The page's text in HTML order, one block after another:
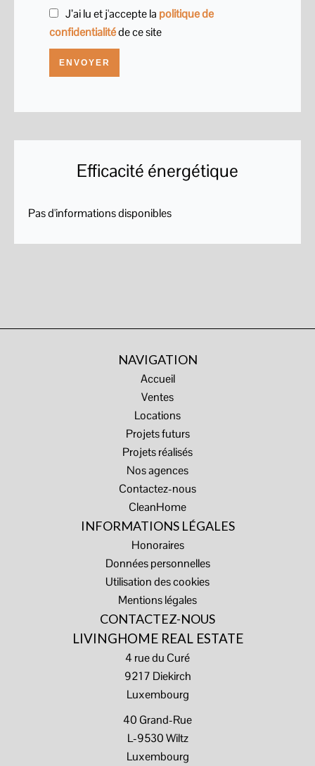
J’ai lu et j'accepte la politique de
confidentialitéde ce site
ENVOYER
Efficacité énergétique
Pas d'informations disponibles
NAVIGATION
Accueil
Ventes
Locations
Projets futurs
Projets réalisés
Nos agences
Contactez-nous
CleanHome
INFORMATIONS LÉGALES
Honoraires
Données personnelles
Utilisation des cookies
Mentions légales
CONTACTEZ-NOUS
LIVINGHOME REAL ESTATE
4 rue du Curé
9217 Diekirch
Luxembourg
40 Grand-Rue
L-9530 Wiltz
Luxembourg